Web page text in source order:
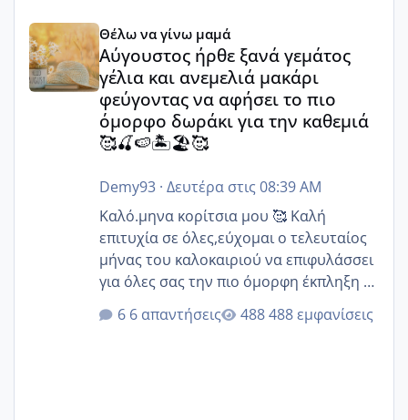
Αύγουστος ήρθε ξανά γεμάτος γέλια και ανεμελιά
Θέλω να γίνω μαμά
Αύγουστος ήρθε ξανά γεμάτος
γέλια και ανεμελιά μακάρι
φεύγοντας να αφήσει το πιο
όμορφο δωράκι για την καθεμιά
🥰🍒🍉🏝️🏖️🥰
Demy93· Δευτέρα στις 08:39 AM
Καλό.μηνα κορίτσια μου 🥰 Καλή
επιτυχία σε όλες,εύχομαι ο τελευταίος
μήνας του καλοκαιριού να επιφυλάσσει
για όλες σας την πιο όμορφη έκπληξη 🧿
@Elk @Melikara86 @Παρασκευαιδου
@Zenia z @melitiniღ @Christi.D.
6 απαντήσεις 488 εμφανίσεις